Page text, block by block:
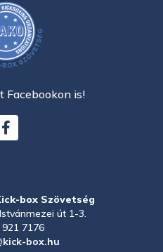
Facebookon is!
box Szövetség
út 1-3.
7176
box.hu